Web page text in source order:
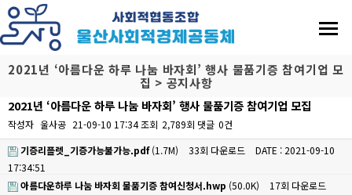
2021년 ‘아름다운 하루 나눔 바자회’ 행사 물품기증 참여기업 모
집 > 공지사항
2021년 ‘아름다운 하루 나눔 바자회’ 행사 물품기증 참여기업 모집
작성자 울사공 21-09-10 17:34조회 2,789회 댓글 0건
기증리플렛_기증가능불가능.pdf(1.7M) 33회 다운로드
DATE : 2021-09-10
17:34:51
아름다운하루 나눔 바자회 물품기증 참여신청서.hwp (50.0K)
17회 다운로드